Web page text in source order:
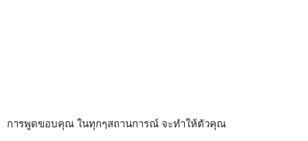
การพูดขอบคุณ ในทุกๆสถานการณ์ จะทำให้ตัวคุณ